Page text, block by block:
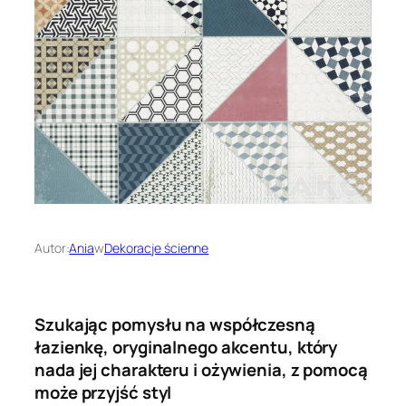
Autor:AniawDekoracje ścienne
Szukając pomysłu na współczesną
łazienkę, oryginalnego akcentu, który
nada jej charakteru i ożywienia, z pomocą
może przyjść styl